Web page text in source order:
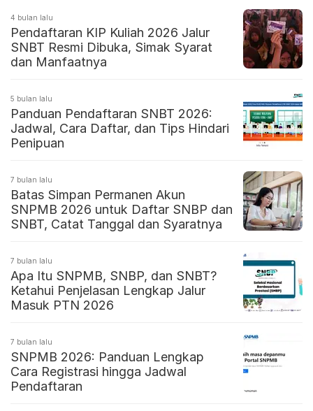
4 bulan lalu
Pendaftaran KIP Kuliah 2026 Jalur
SNBT Resmi Dibuka, Simak Syarat
dan Manfaatnya
5 bulan lalu
Panduan Pendaftaran SNBT 2026:
Jadwal, Cara Daftar, dan Tips Hindari
Penipuan
7 bulan lalu
Batas Simpan Permanen Akun
SNPMB 2026 untuk Daftar SNBP dan
SNBT, Catat Tanggal dan Syaratnya
7 bulan lalu
Apa Itu SNPMB, SNBP, dan SNBT?
Ketahui Penjelasan Lengkap Jalur
Masuk PTN 2026
7 bulan lalu
SNPMB 2026: Panduan Lengkap
Cara Registrasi hingga Jadwal
Pendaftaran